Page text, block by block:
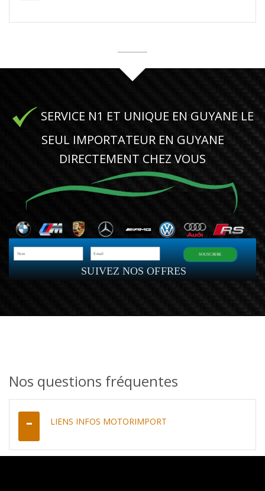
SERVICE N1 ET UNIQUE EN GUYANE LE
SEUL IMPORTATEUR EN GUYANE
DIRECTEMENT CHEZ VOUS
SUIVEZ NOS OFFRES
SOUSCRIRE
Nos questions fréquentes
LIENS INFOS MOTORIMPORT